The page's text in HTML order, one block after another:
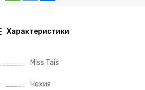
Характеристики
Miss Tais
Чехия